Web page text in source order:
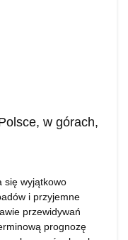
w górach,
się wyjątkowo
i przyjemne
przewidywań
prognozę